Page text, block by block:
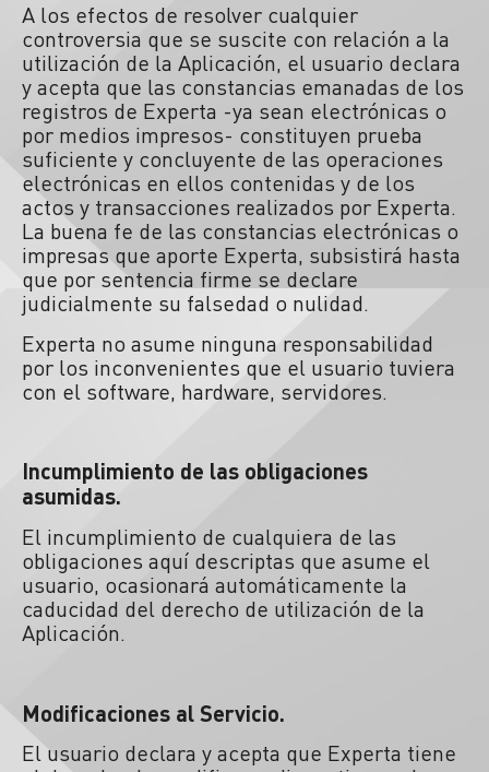
A los efectos de resolver cualquier
controversia que se suscite con relación a la
utilización de la Aplicación, el usuario declara
y acepta que las constancias emanadas de los
registros de Experta -ya sean electrónicas o
por medios impresos- constituyen prueba
suficiente y concluyente de las operaciones
electrónicas en ellos contenidas y de los
actos y transacciones realizados por Experta.
La buena fe de las constancias electrónicas o
impresas que aporte Experta, subsistirá hasta
que por sentencia firme se declare
judicialmente su falsedad o nulidad.
Experta no asume ninguna responsabilidad
por los inconvenientes que el usuario tuviera
con el software, hardware, servidores.
Incumplimiento de las obligaciones
asumidas.
El incumplimiento de cualquiera de las
obligaciones aquí descriptas que asume el
usuario, ocasionará automáticamente la
caducidad del derecho de utilización de la
Aplicación.
Modificaciones al Servicio.
El usuario declara y acepta que Experta tiene